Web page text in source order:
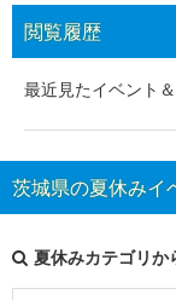
閲覧履歴
最近見たイベント
茨城県の夏休みイ
夏休みカテゴリか